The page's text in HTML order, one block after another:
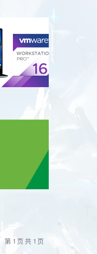
第 1 页 共 1 页